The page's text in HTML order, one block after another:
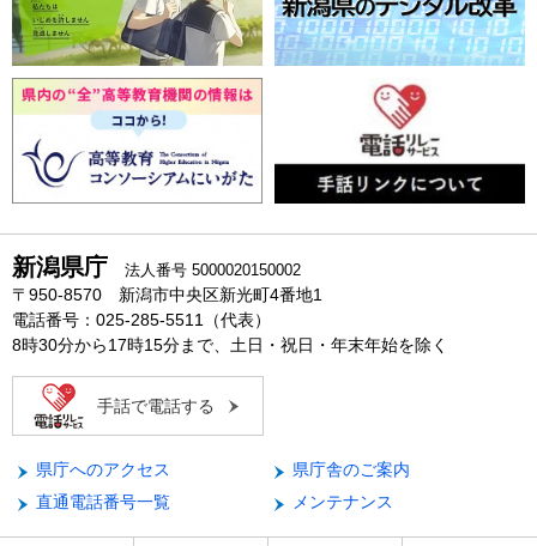
新潟県庁 法人番号 5000020150002
〒950-8570 新潟市中央区新光町4番地1
電話番号：025-285-5511（代表）
8時30分から17時15分まで、土日・祝日・年末年始を除く
手話で電話する
県庁へのアクセス
県庁舎のご案内
直通電話番号一覧
メンテナンス